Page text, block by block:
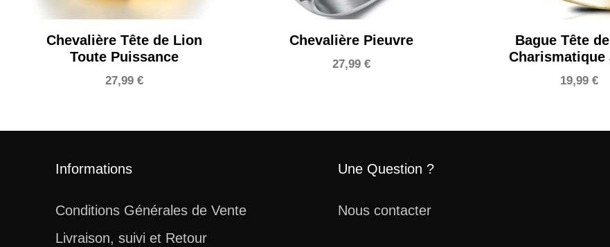
Chevalière Tête de Lion
Toute Puissance
27,99 €
Chevalière Pieuvre
27,99€
Bague Tête
Charismatique
19,99 €
Informations
Conditions Générales de Vente
Livraison, suivi et Retour
Une Question ?
Nous contacter